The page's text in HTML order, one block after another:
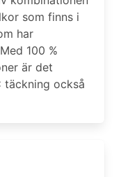
som finns i
har
100 %
är det
täckning också